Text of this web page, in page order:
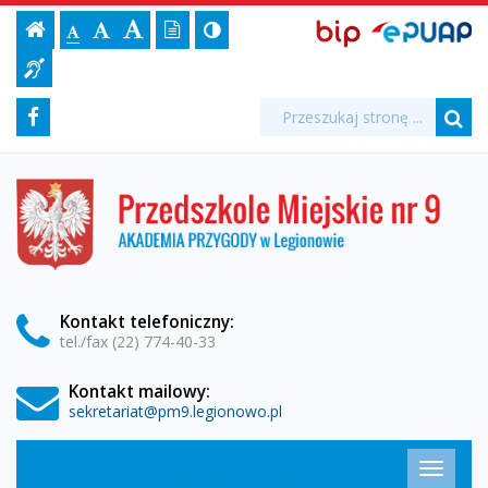
Festiwal
Nauki
"Oszczędzam
energię
chronię
klimat"
Przedszkole
Miejskie
Ustawienia
strony
Strona
główna
Czcionka,
jejCzcionkaCzcionka
Czcionka
Wersja
tekstowa
Kontrast
(włącz/wyłącz)
Informacja
dla
BIP,
Biuletyn
Informacji
EPUAP
Media
społecznościowe
Facebook Wyszukiwarka
Formularz
wyszukiwania
Wyszukiwana
fraza:
Przedszkole
Miejskie
nr
w
Kontakt telefoniczny:
tel./fax (22) 774-40-33
Kontakt mailowy:
sekretariat@pm9.legionowo.pl